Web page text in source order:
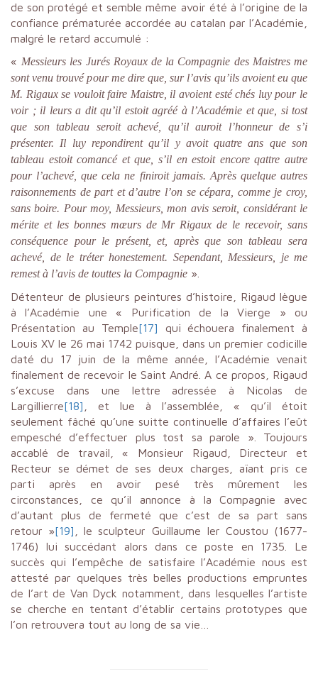
de son protégé et semble même avoir été à l’origine de la
confiance prématurée accordée au catalan par l’Académie,
malgré le retard accumulé :
« Messieurs les Jurés Royaux de la Compagnie des Maistres me
sont venu trouvé pour me dire que, sur l’avis qu’ils avoient eu que
M. Rigaux se vouloit faire Maistre, il avoient esté chés luy pour le
voir ; il leurs a dit qu’il estoit agréé à l’Académie et que, si tost
que son tableau seroit achevé, qu’il auroit l’honneur de s’i
présenter. Il luy repondirent qu’il y avoit quatre ans que son
tableau estoit comancé et que, s’il en estoit encore qattre autre
pour l’achevé, que cela ne finiroit jamais. Après quelque autres
raisonnements de part et d’autre l’on se cépara, comme je croy,
sans boire. Pour moy, Messieurs, mon avis seroit, considérant le
mérite et les bonnes mœurs de Mr Rigaux de le recevoir, sans
conséquence pour le présent, et, après que son tableau sera
achevé, de le tréter honestement. Sependant, Messieurs, je me
remest à l’avis de touttes la Compagnie ».
Détenteur de plusieurs peintures d’histoire, Rigaud lègue
à l’Académie une « Purification de la Vierge » ou
Présentation au Temple[17] qui échouera finalement à
Louis XV le 26 mai 1742 puisque, dans un premier codicille
daté du 17 juin de la même année, l’Académie venait
finalement de recevoir le Saint André. A ce propos, Rigaud
s’excuse dans une lettre adressée à Nicolas de
Largillierre[18]
, et lue à l’assemblée, « qu’il étoit
seulement fâché qu’une suitte continuelle d’affaires l’eût
empesché d’effectuer plus tost sa parole ». Toujours
accablé de travail, « Monsieur Rigaud, Directeur et
Recteur se démet de ses deux charges, aïant pris ce
parti après en avoir pesé très mûrement les
circonstances, ce qu’il annonce à la Compagnie avec
d’autant plus de fermeté que c’est de sa part sans
retour »[19]
, le sculpteur Guillaume Ier Coustou (1677-
1746) lui succédant alors dans ce poste en 1735. Le
succès qui l’empêche de satisfaire l’Académie nous est
attesté par quelques très belles productions empruntes
de l’art de Van Dyck notamment, dans lesquelles l’artiste
se cherche en tentant d’établir certains prototypes que
l’on retrouvera tout au long de sa vie…